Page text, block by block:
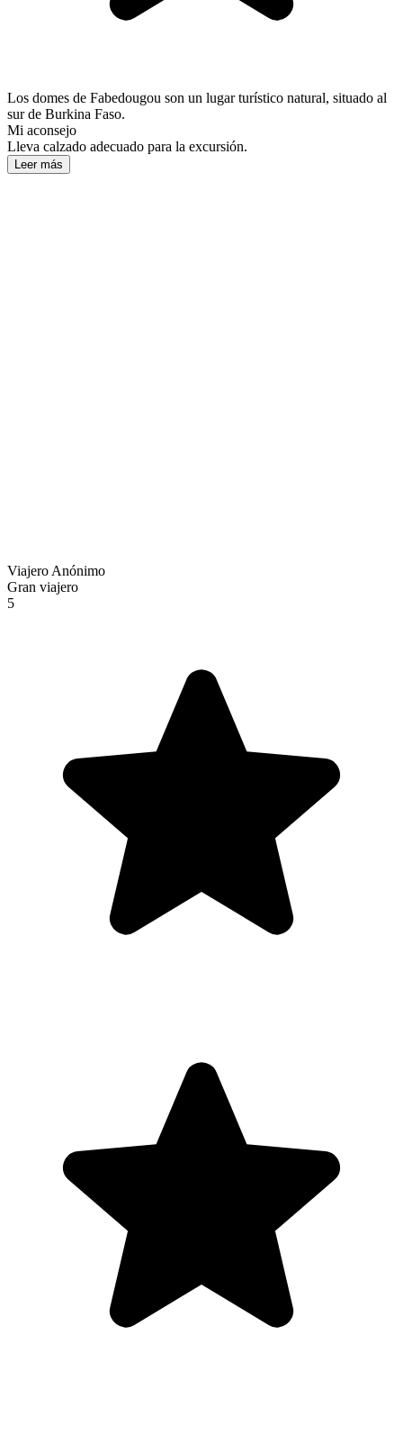
Los domes de Fabedougou son un lugar turístico natural, situado al
sur de Burkina Faso.
Mi aconsejo
Lleva calzado adecuado para la excursión.
Leer más
Viajero Anónimo
Gran viajero
5